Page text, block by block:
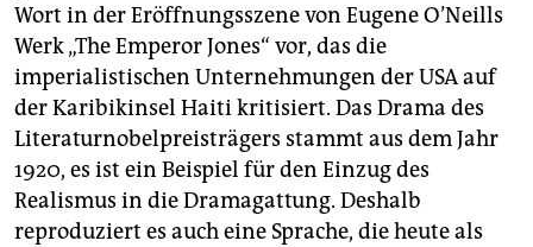
genossenschaft
epaper login
Wort in der Eröffnungsszene von Eugene O’Neills
Werk „The Emperor Jones“ vor, das die
imperialistischen Unternehmungen der USA auf
der Karibikinsel Haiti kritisiert. Das Drama des
Literaturnobelpreisträgers stammt aus dem Jahr
1920, es ist ein Beispiel für den Einzug des
Realismus in die Dramagattung. Deshalb
reproduziert es auch eine Sprache, die heute als